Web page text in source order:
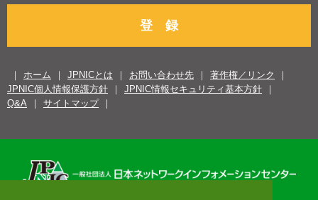
登 録
ホーム JPNICとは お問い合わせ先
著作権／リンク
JPNIC個人情報保護方針
JPNIC情報セキュリティ基本方針
Q&A
サイトマップ